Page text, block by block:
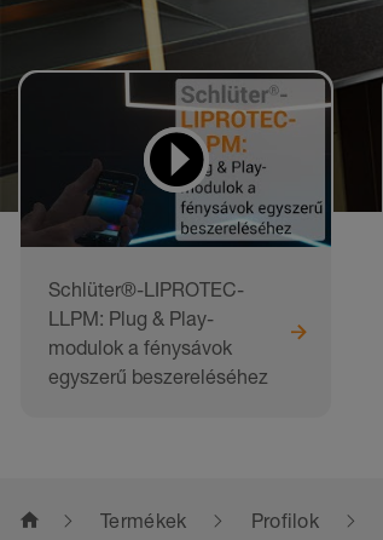
Schlüter®-LIPROTEC-
LLPM: Plug & Play-
modulok a fénysávok
egyszerű beszereléséhez
home Termékek Profilok